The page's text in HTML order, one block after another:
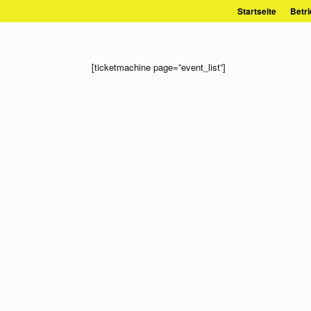
Inhalt
Startseite
[ticketmachine page=”event_list”]